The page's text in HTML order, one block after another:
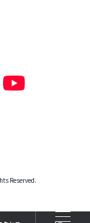
Reserved.